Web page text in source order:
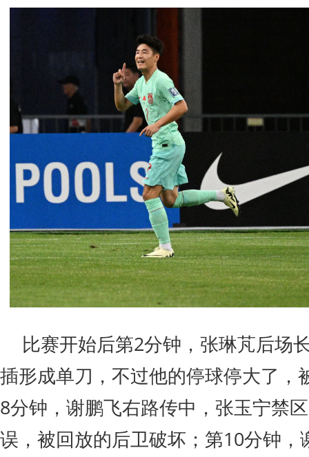
比赛开始后第2分钟，张琳芃后场
插形成单刀，不过他的停球停大了，
8分钟，谢鹏飞右路传中，张玉宁禁
误，被回放的后卫破坏；第10分钟，